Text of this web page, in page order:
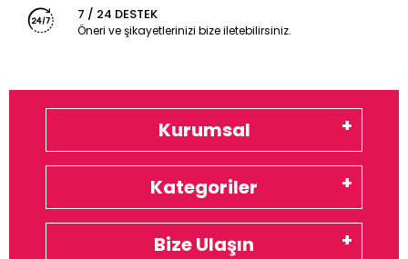
7 / 24 DESTEK
Öneri ve şikayetlerinizi bize iletebilirsiniz.
Kurumsal
Kategoriler
Bize Ulaşın